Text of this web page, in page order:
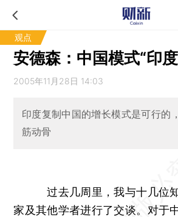
观点
安德森：中国模式“印
2005年11月28日 14:03
印度复制中国的增长模式是可行的
筋动骨
过去几周里，我与十几位知
家及其他学者进行了交谈。对于